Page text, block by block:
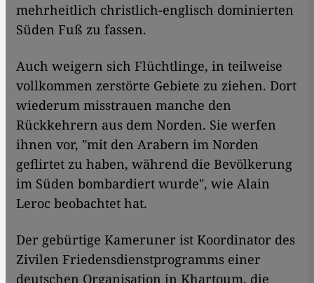
mehrheitlich christlich-englisch dominierten
Süden Fuß zu fassen.
Auch weigern sich Flüchtlinge, in teilweise
vollkommen zerstörte Gebiete zu ziehen. Dort
wiederum misstrauen manche den
Rückkehrern aus dem Norden. Sie werfen
ihnen vor, "mit den Arabern im Norden
geflirtet zu haben, während die Bevölkerung
im Süden bombardiert wurde", wie Alain
Leroc beobachtet hat.
Der gebürtige Kameruner ist Koordinator des
Zivilen Friedensdienstprogramms einer
deutschen Organisation in Khartoum, die